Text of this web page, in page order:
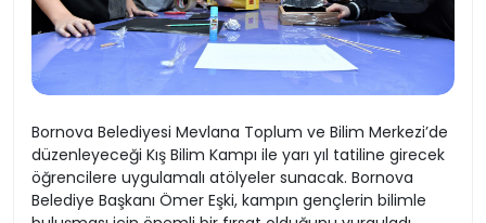
Bornova Belediyesi Mevlana Toplum ve Bilim Merkezi’de
düzenleyeceği Kış Bilim Kampı ile yarı yıl tatiline girecek
öğrencilere uygulamalı atölyeler sunacak. Bornova
Belediye Başkanı Ömer Eşki, kampın gençlerin bilimle